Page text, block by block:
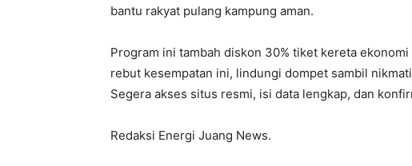
bantu rakyat pulang kampung aman.
Program ini tambah diskon 30% tiket kereta
rebut kesempatan ini, lindungi dompet sambil
Segera akses situs resmi, isi data lengkap, dan
Redaksi Energi Juang News.